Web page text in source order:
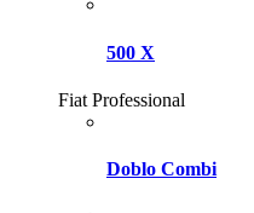
500 X
Fiat Professional
Doblo Combi